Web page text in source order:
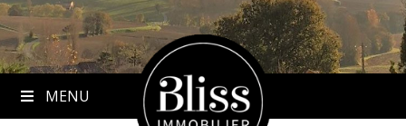
MENU